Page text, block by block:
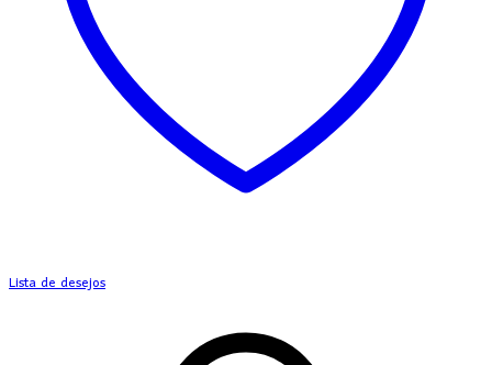
Lista de desejos